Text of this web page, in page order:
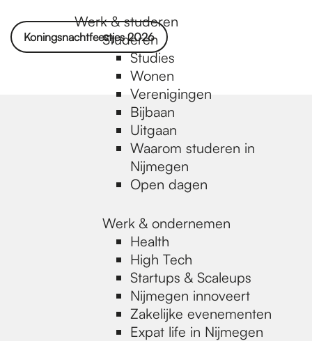
Werk & studeren
Studeren
Studies
Wonen
Verenigingen
Bijbaan
Uitgaan
Waarom studeren in
Nijmegen
Open dagen
Werk & ondernemen
Health
High Tech
Startups & Scaleups
Nijmegen innoveert
Zakelijke evenementen
Expat life in Nijmegen
Koningsnachtfeestjes 2026